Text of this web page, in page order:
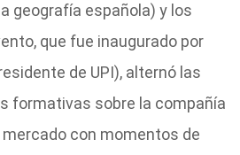
geografía española) y los
que fue inaugurado por
de UPI), alternó las
formativas sobre la compañía
con momentos de